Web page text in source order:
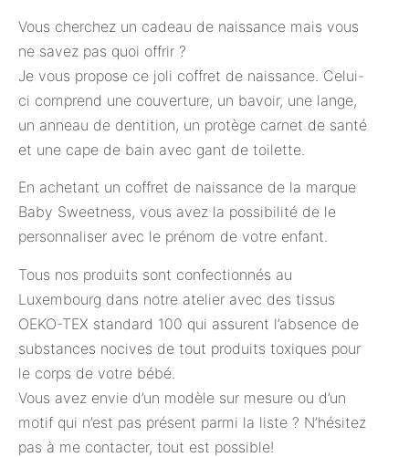
Vous cherchez un cadeau de naissance mais vous
ne savez pas quoi offrir ?
Je vous propose ce joli coffret de naissance. Celui-
ci comprend une couverture, un bavoir, une lange,
un anneau de dentition, un protège carnet de santé
et une cape de bain avec gant de toilette.
En achetant un coffret de naissance de la marque
Baby Sweetness, vous avez la possibilité de le
personnaliser avec le prénom de votre enfant.
Tous nos produits sont confectionnés au
Luxembourg dans notre atelier avec des tissus
OEKO-TEX standard 100 qui assurent l’absence de
substances nocives de tout produits toxiques pour
le corps de votre bébé.
Vous avez envie d’un modèle sur mesure ou d’un
motif qui n’est pas présent parmi la liste ? N’hésitez
pas à me contacter, tout est possible!